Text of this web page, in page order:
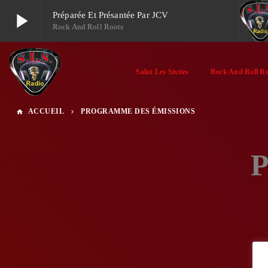
play_arrow Préparée Et Présantée Par JCV
Rock And Roll Roots
play_arrow Salut les Sixties
play_arrow
Salut Les Sixties Rock And Roll
home ACCUEIL keyboard_arrow_right PROGRAMME DES ÉMISSIONS